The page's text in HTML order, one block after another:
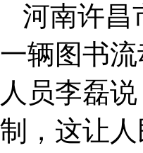
河南许昌
一辆图书
人员李磊
制，这让